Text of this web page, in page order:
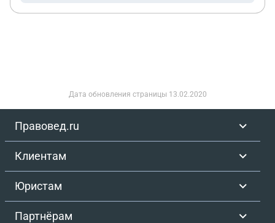
Дата обновления страницы 13.02.2020
Правовед.ru
Клиентам
Юристам
Партнёрам